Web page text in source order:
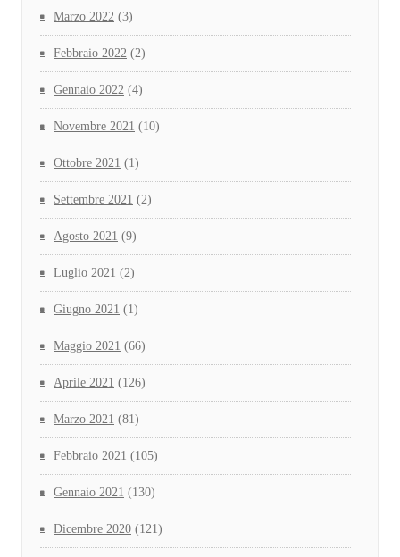
Marzo 2022 (3)
Febbraio 2022 (2)
Gennaio 2022 (4)
Novembre 2021 (10)
Ottobre 2021 (1)
Settembre 2021 (2)
Agosto 2021 (9)
Luglio 2021 (2)
Giugno 2021 (1)
Maggio 2021 (66)
Aprile 2021 (126)
Marzo 2021 (81)
Febbraio 2021 (105)
Gennaio 2021 (130)
Dicembre 2020 (121)